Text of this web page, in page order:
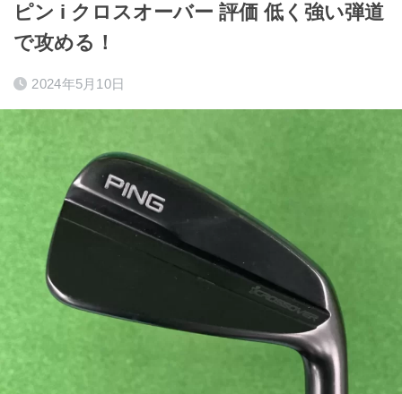
ピン i クロスオーバー 評価 低く強い弾道
で攻める！
2024年5月10日